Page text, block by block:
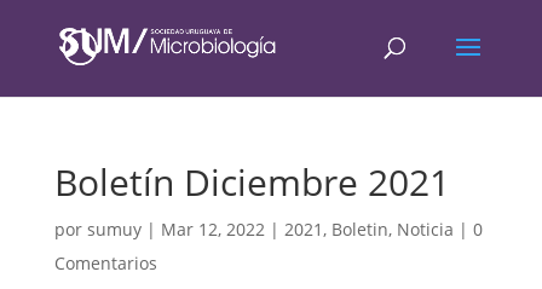
Boletín Diciembre 2021
por sumuy| Mar 12, 2022| 2021, Boletin, Noticia | 0
Comentarios